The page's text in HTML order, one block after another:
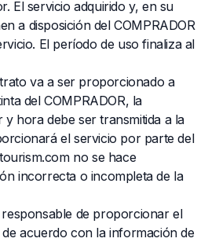
El servicio adquirido y, en su
a disposición del COMPRADOR
El período de uso finaliza al
va a ser proporcionado a
del COMPRADOR, la
hora debe ser transmitida a la
el servicio por parte del
no se hace
incorrecta o incompleta de la
de proporcionar el
acuerdo con la información de